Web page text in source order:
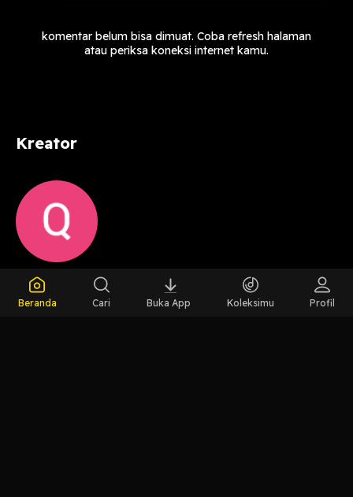
komentar belum bisa dimuat. Coba refresh halaman
atau periksa koneksi internet kamu.
Kreator
Quotes
Beranda Cari Buka App Koleksimu Profil